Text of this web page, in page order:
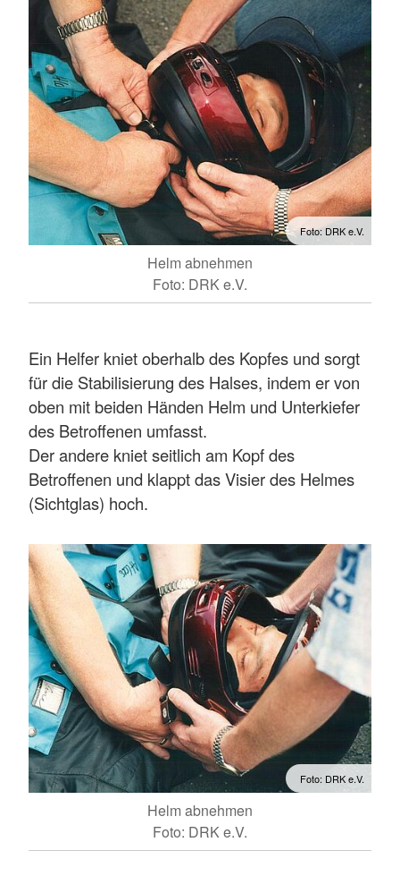
Foto: DRK e.V.
Helm abnehmen
Foto: DRK e.V.
Ein Helfer kniet oberhalb des Kopfes und sorgt
für die Stabilisierung des Halses, indem er von
oben mit beiden Händen Helm und Unterkiefer
des Betroffenen umfasst.
Der andere kniet seitlich am Kopf des
Betroffenen und klappt das Visier des Helmes
(Sichtglas) hoch.
Foto: DRK e.V.
Helm abnehmen
Foto: DRK e.V.